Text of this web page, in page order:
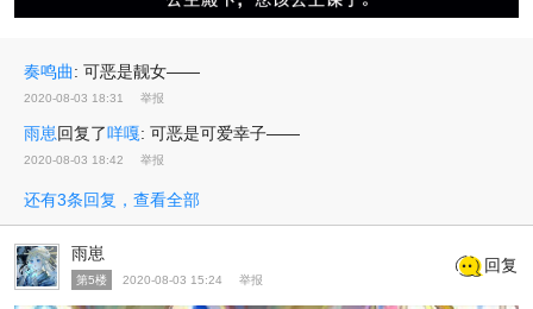
奏鸣曲: 可恶是靓女——
2020-08-03 18:31 举报
雨崽回复了咩嘎: 可恶是可爱幸子——
2020-08-03 18:42 举报
还有3条回复，查看全部
雨崽
第5楼 2020-08-03 15:24 举报
回复